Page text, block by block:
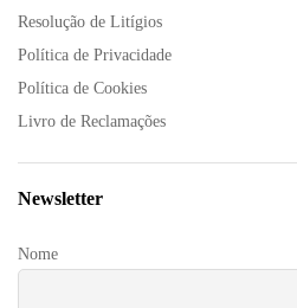
Resolução de Litígios
Política de Privacidade
Política de Cookies
Livro de Reclamações
Newsletter
Nome